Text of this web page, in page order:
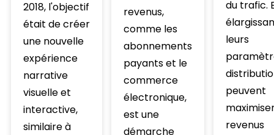
2018, l'objectif
était de créer
une nouvelle
expérience
narrative
visuelle et
interactive,
similaire à
revenus,
comme les
abonnements
payants et le
commerce
électronique,
est une
démarche
du trafic.
leurs
peuvent
revenus